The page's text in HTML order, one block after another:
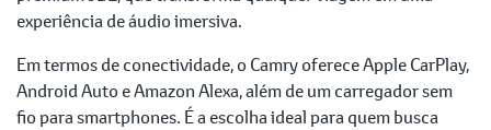
experiência de áudio imersiva.
Em termos de conectividade, o Camry oferece Apple CarPlay,
Android Auto e Amazon Alexa, além de um carregador sem
fio para smartphones. É a escolha ideal para quem busca